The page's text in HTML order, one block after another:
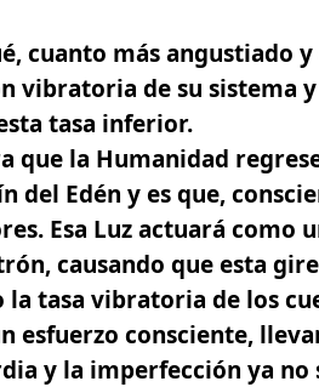
cuanto más angustiado
vibratoria de su sistema
tasa inferior.
que la Humanidad
del Edén y es que,
Esa Luz actuará como
causando que esta
tasa vibratoria de los
esfuerzo consciente,
y la imperfección ya